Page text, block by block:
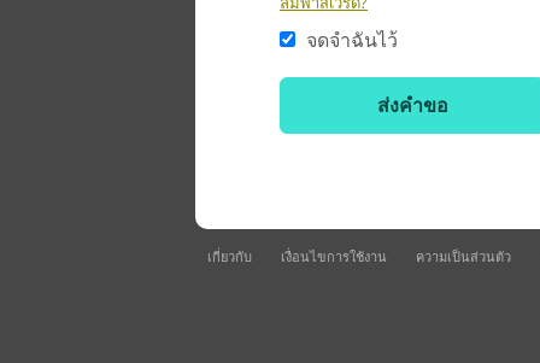
จดจำฉันไว้
เกี่ยวกับ เงื่อนไขการใช้งาน ความเป็นส่วนตัว